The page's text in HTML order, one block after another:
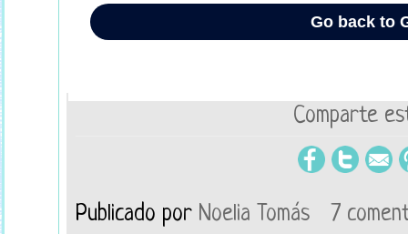
Comparte
Publicado por Noelia Tomás
7